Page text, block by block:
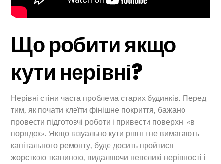
Що робити якщо
кути нерівні?
Нерівні стіни часта проблема старих будинків. Перед
тим, як почати клеїти фінішне покриття, бажано
провести підготовчі роботи і привести поверхні «в
порядок». Якщо візуально кути рівні і не вимагають
капітального ремонту, буде досить пройтися
жорсткою тканиною, видаляючи невеликі нерівності і